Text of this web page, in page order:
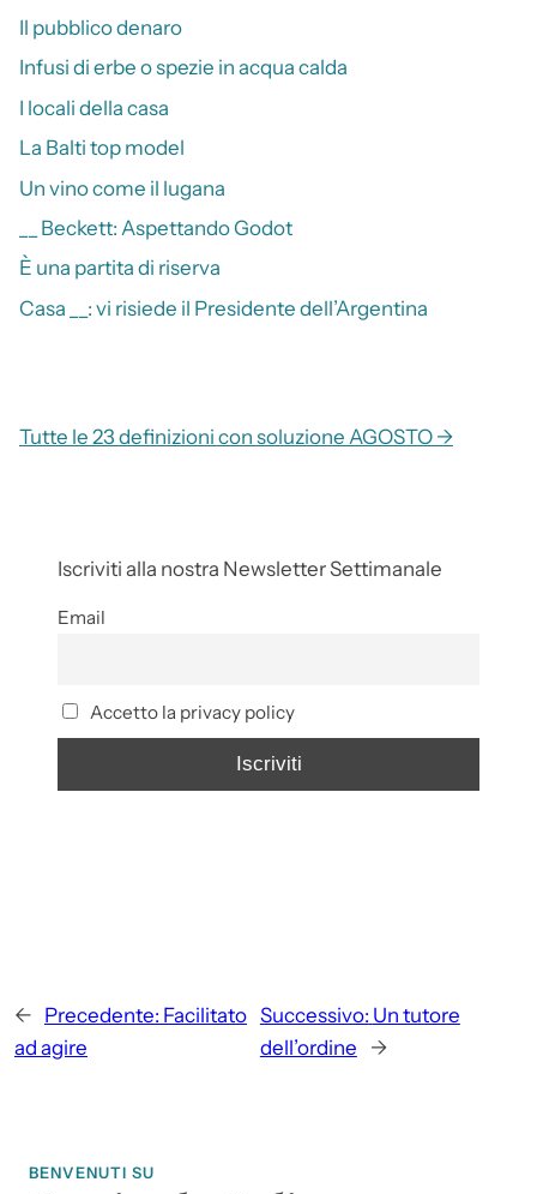
Il pubblico denaro
Infusi di erbe o spezie in acqua calda
I locali della casa
La Balti top model
Un vino come il lugana
__ Beckett: Aspettando Godot
È una partita di riserva
Casa __: vi risiede il Presidente dell’Argentina
Tutte le 23 definizioni con soluzione AGOSTO →
Iscriviti alla nostra Newsletter Settimanale
Email
Accetto la privacy policy
← Precedente: Facilitato
ad agire
Successivo: Un tutore
dell’ordine
→
BENVENUTI SU